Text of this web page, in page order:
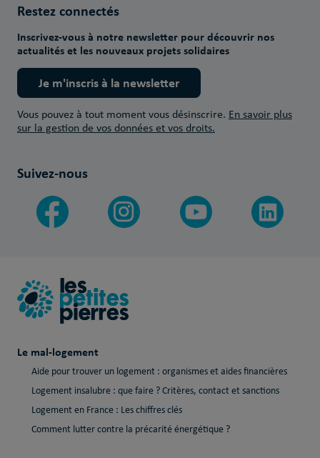
Restez connectés
Inscrivez-vous à notre newsletter pour découvrir nos
actualités et les nouveaux projets solidaires
Je m'inscris à la newsletter
Vous pouvez à tout moment vous désinscrire. En savoir plus
sur la gestion de vos données et vos droits.
Suivez-nous
Le mal-logement
Aide pour trouver un logement : organismes et aides financières
Logement insalubre : que faire ? Critères, contact et sanctions
Logement en France : Les chiffres clés
Comment lutter contre la précarité énergétique ?